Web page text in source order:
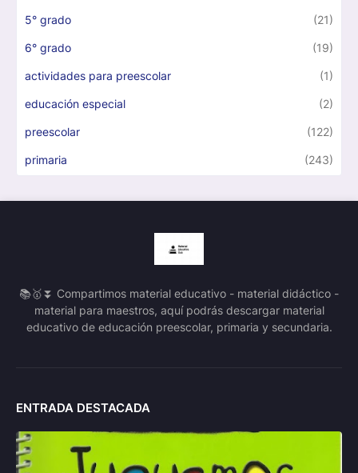
5° grado (21)
6° grado (19)
actividades para preescolar (1)
educación especial (2)
preescolar (122)
primaria (243)
📚🥇⏬ Compartimos material educativo - material didáctico -
material para maestros, aquí podrás descargar material
educativo de educación preescolar, primaria y secundaria.
ENTRADA DESTACADA